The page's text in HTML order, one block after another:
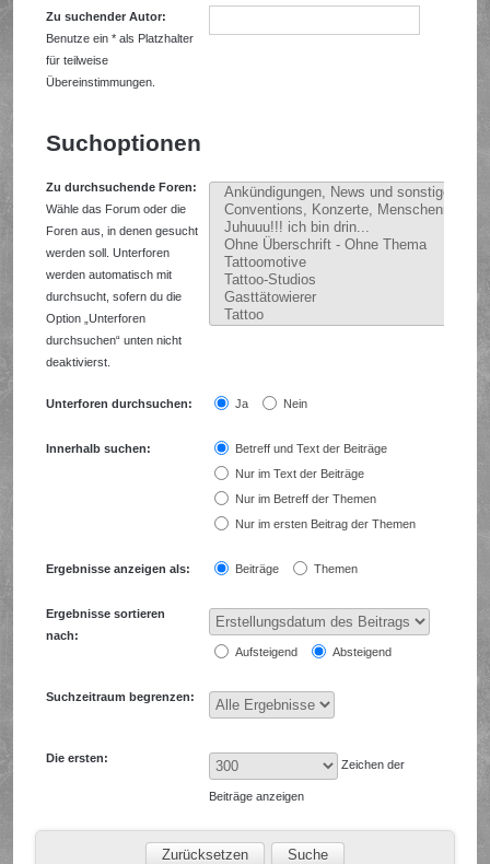
Zu suchender Autor:
Benutze ein * als Platzhalter
für teilweise
Übereinstimmungen.
Suchoptionen
Zu durchsuchende Foren:
Wähle das Forum oder die
Foren aus, in denen gesucht
werden soll. Unterforen
werden automatisch mit
durchsucht, sofern du die
Option „Unterforen
durchsuchen“ unten nicht
deaktivierst.
Unterforen durchsuchen: Ja Nein
Innerhalb suchen:
Betreff und Text der Beiträge
Nur im Text der Beiträge
Nur im Betreff der Themen
Nur im ersten Beitrag der Themen
Ergebnisse anzeigen als: Beiträge Themen
Ergebnisse sortieren
nach:
Aufsteigend
Absteigend
Suchzeitraum begrenzen:
Die ersten:
Zeichen der
Beiträge anzeigen